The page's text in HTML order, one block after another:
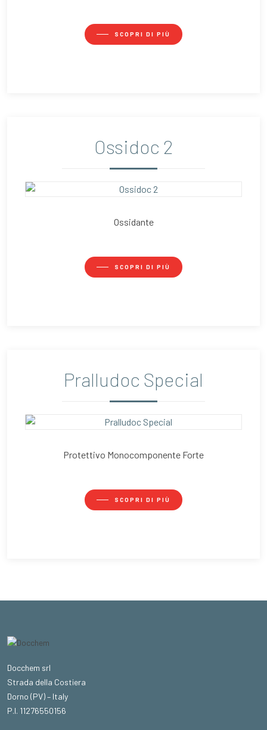
SCOPRI DI PIÙ
Ossidoc 2
Ossidante
SCOPRI DI PIÙ
Pralludoc Special
Protettivo Monocomponente Forte
SCOPRI DI PIÙ
Docchem srl
Strada della Costiera
Dorno (PV) – Italy
P.I. 11276550156